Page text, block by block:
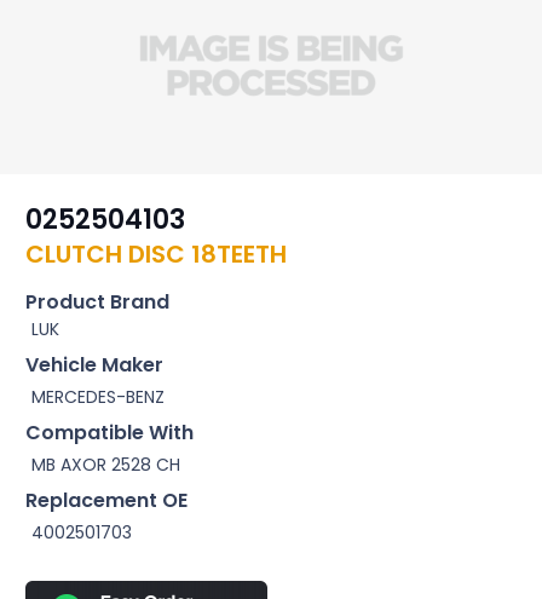
0252504103
CLUTCH DISC 18TEETH
Product Brand
LUK
Vehicle Maker
MERCEDES-BENZ
Compatible With
MB AXOR 2528 CH
Replacement OE
4002501703